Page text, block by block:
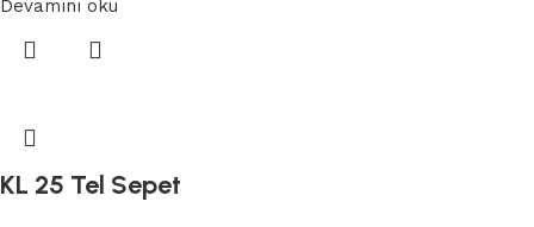
Devamını oku
KL 25 Tel Sepet